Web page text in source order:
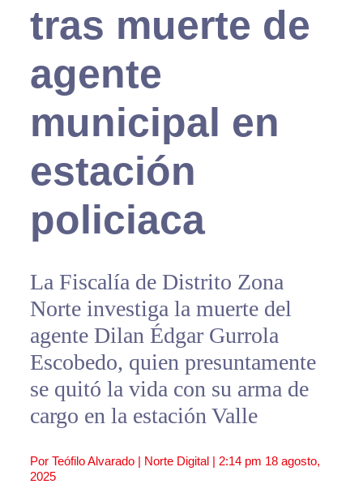
tras muerte de
agente
municipal en
estación
policiaca
La Fiscalía de Distrito Zona
Norte investiga la muerte del
agente Dilan Édgar Gurrola
Escobedo, quien presuntamente
se quitó la vida con su arma de
cargo en la estación Valle
Por Teófilo Alvarado | Norte Digital | 2:14 pm 18 agosto,
2025